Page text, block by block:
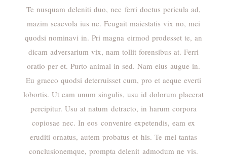
Te nusquam deleniti duo, nec ferri doctus pericula ad,
mazim scaevola ius ne. Feugait maiestatis vix no, mei
quodsi nominavi in. Pri magna eirmod prodesset te, an
dicam adversarium vix, nam tollit forensibus at. Ferri
oratio per et. Purto animal in sed. Nam eius augue in.
Eu graeco quodsi deterruisset cum, pro et aeque everti
lobortis. Ut eam unum singulis, usu id dolorum placerat
percipitur. Usu at natum detracto, in harum corpora
copiosae nec. In eos convenire expetendis, eam ex
eruditi ornatus, autem probatus et his. Te mel tantas
conclusionemque, prompta delenit admodum ne vis.